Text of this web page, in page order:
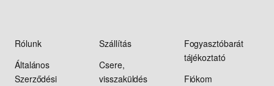
Rólunk
Általános
Szerződési
Szállítás
Csere,
visszaküldés
Fogyasztóbarát
tájékoztató
Fiókom